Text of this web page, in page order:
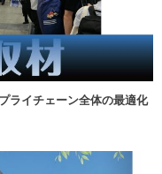
ライチェーン全体の最適化